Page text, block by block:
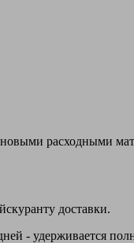
расходными
доставки.
- удерживается